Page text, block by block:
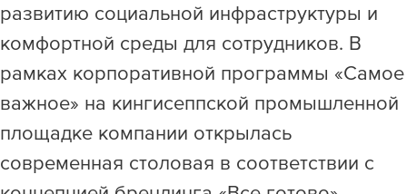
развитию социальной инфраструктуры и
комфортной среды для сотрудников. В
рамках корпоративной программы «Самое
важное» на кингисеппской промышленной
площадке компании открылась
современная столовая в соответствии с